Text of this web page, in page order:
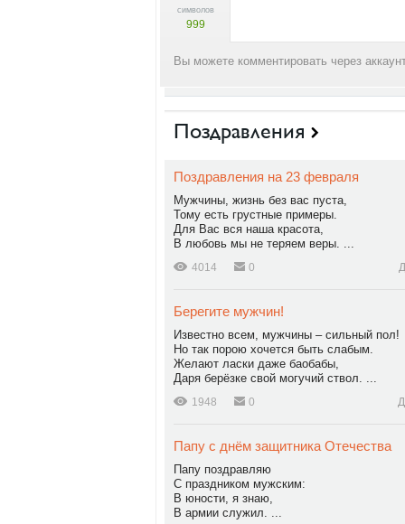
символов
999
Вы можете комментировать через
Поздравления
Поздравления на 23 февраля
Мужчины, жизнь без вас пуста,
Тому есть грустные примеры.
Для Вас вся наша красота,
В любовь мы не теряем веры. ...
4014 0
Берегите мужчин!
Известно всем, мужчины – сильный пол!
Но так порою хочется быть слабым.
Желают ласки даже баобабы,
Даря берёзке свой могучий ствол. ...
1948 0
Папу с днём защитника Отечества
Папу поздравляю
С праздником мужским:
В юности, я знаю,
В армии служил. ...